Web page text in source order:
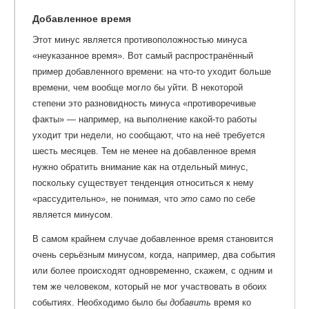
Добавленное время
Этот минус является противоположностью минуса
«неуказанное время». Вот самый распространённый
пример добавленного времени: на что-то уходит больше
времени, чем вообще могло бы уйти. В некоторой
степени это разновидность минуса «противоречивые
факты» — например, на выполнение какой-то работы
уходит три недели, но сообщают, что на неё требуется
шесть месяцев. Тем не менее на добавленное время
нужно обратить внимание как на отдельный минус,
поскольку существует тенденция относиться к нему
«рассудительно», не понимая, что это само по себе
является минусом.
В самом крайнем случае добавленное время становится
очень серьёзным минусом, когда, например, два события
или более происходят одновременно, скажем, с одним и
тем же человеком, который не мог участвовать в обоих
событиях. Необходимо было бы добавить время ко